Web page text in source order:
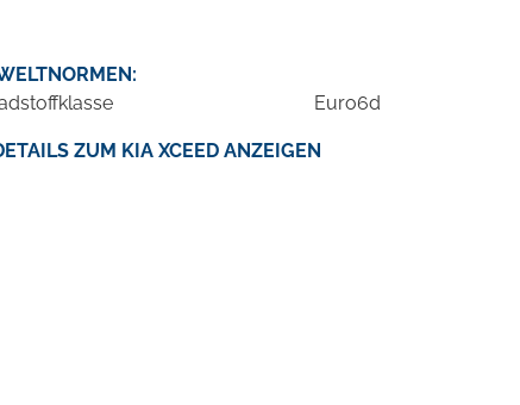
Euro6d
ZUM KIA XCEED ANZEIGEN